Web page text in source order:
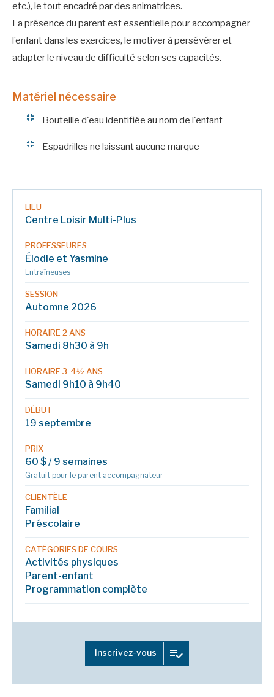
etc.), le tout encadré par des animatrices.
La présence du parent est essentielle pour accompagner
l’enfant dans les exercices, le motiver à persévérer et
adapter le niveau de difficulté selon ses capacités.
Matériel nécessaire
Bouteille d'eau identifiée au nom de l'enfant
Espadrilles ne laissant aucune marque
LIEU
Centre Loisir Multi-Plus
PROFESSEURES
Élodie et Yasmine
Entraîneuses
SESSION
Automne 2026
HORAIRE 2 ANS
Samedi 8h30 à 9h
HORAIRE 3-4½ ANS
Samedi 9h10 à 9h40
DÉBUT
19 septembre
PRIX
60 $ / 9 semaines
Gratuit pour le parent accompagnateur
CLIENTÈLE
Familial
Préscolaire
CATÉGORIES DE COURS
Activités physiques
Parent-enfant
Programmation complète
Inscrivez-vous